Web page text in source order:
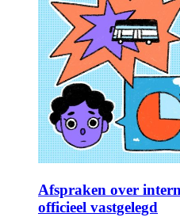
Afspraken over
officieel vastgelegd